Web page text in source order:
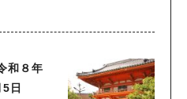
和８年
日